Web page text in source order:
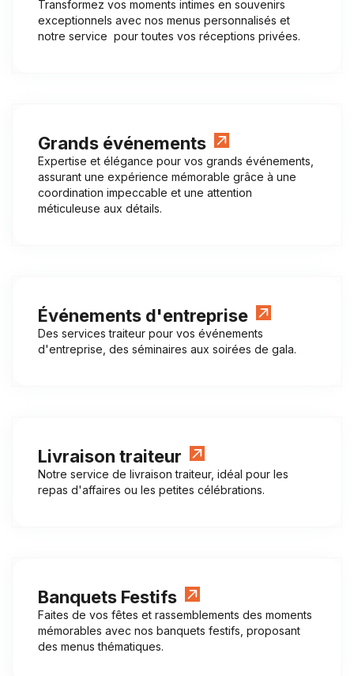
Transformez vos moments intimes en souvenirs
exceptionnels avec nos menus personnalisés et
notre service pour toutes vos réceptions privées.
Grands événements
Expertise et élégance pour vos grands événements,
assurant une expérience mémorable grâce à une
coordination impeccable et une attention
méticuleuse aux détails.
Événements d'entreprise
Des services traiteur pour vos événements
d'entreprise, des séminaires aux soirées de gala.
Livraison traiteur
Notre service de livraison traiteur, idéal pour les
repas d'affaires ou les petites célébrations.
Banquets Festifs
Faites de vos fêtes et rassemblements des moments
mémorables avec nos banquets festifs, proposant
des menus thématiques.